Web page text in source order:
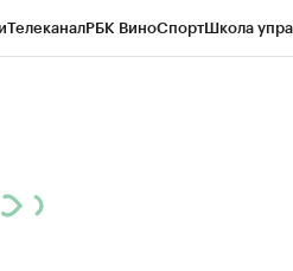
ТелеканалРБК ВиноСпортШкола